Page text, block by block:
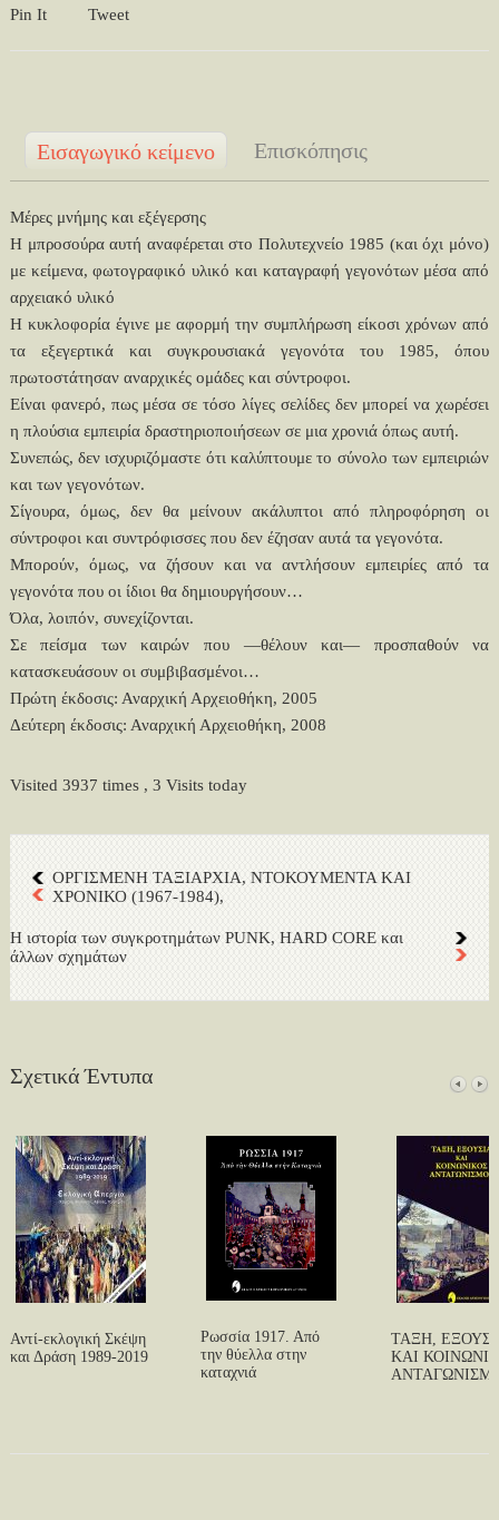
Pin It Tweet
Εισαγωγικό κείμενο Επισκόπησις
Μέρες μνήμης και εξέγερσης
Η μπροσούρα αυτή αναφέρεται στο Πολυτεχνείο 1985 (και όχι μόνο)
με κείμενα, φωτογραφικό υλικό και καταγραφή γεγονότων μέσα από
αρχειακό υλικό
Η κυκλοφορία έγινε με αφορμή την συμπλήρωση είκοσι χρόνων από
τα εξεγερτικά και συγκρουσιακά γεγονότα του 1985, όπου
πρωτοστάτησαν αναρχικές ομάδες και σύντροφοι.
Είναι φανερό, πως μέσα σε τόσο λίγες σελίδες δεν μπορεί να χωρέσει
η πλούσια εμπειρία δραστηριοποιήσεων σε μια χρονιά όπως αυτή.
Συνεπώς, δεν ισχυριζόμαστε ότι καλύπτουμε το σύνολο των εμπειριών
και των γεγονότων.
Σίγουρα, όμως, δεν θα μείνουν ακάλυπτοι από πληροφόρηση οι
σύντροφοι και συντρόφισσες που δεν έζησαν αυτά τα γεγονότα.
Μπορούν, όμως, να ζήσουν και να αντλήσουν εμπειρίες από τα
γεγονότα που οι ίδιοι θα δημιουργήσουν…
Όλα, λοιπόν, συνεχίζονται.
Σε πείσμα των καιρών που —θέλουν και— προσπαθούν να
κατασκευάσουν οι συμβιβασμένοι…
Πρώτη έκδοσις: Αναρχική Αρχειοθήκη, 2005
Δεύτερη έκδοσις: Αναρχική Αρχειοθήκη, 2008
Visited 3937 times , 3 Visits today
ΟΡΓΙΣΜΕΝΗ ΤΑΞΙΑΡΧΙΑ, ΝΤΟΚΟΥΜΕΝΤΑ ΚΑΙ
ΧΡΟΝΙΚΟ (1967-1984),
Η ιστορία των συγκροτημάτων PUNK, HARD CORE και
άλλων σχημάτων
Σχετικά Έντυπα
Αντί-εκλογική Σκέψη
και Δράση 1989-2019
Ρωσσία 1917. Από
την θύελλα στην
καταχνιά
ΤΑΞΗ,
ΚΑΙ